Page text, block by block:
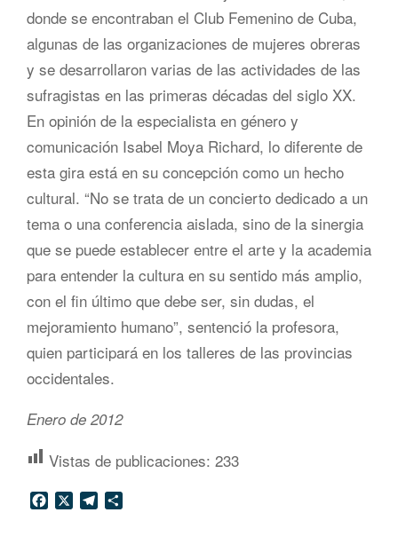
donde se encontraban el Club Femenino de Cuba,
algunas de las organizaciones de mujeres obreras
y se desarrollaron varias de las actividades de las
sufragistas en las primeras décadas del siglo XX.
En opinión de la especialista en género y
comunicación Isabel Moya Richard, lo diferente de
esta gira está en su concepción como un hecho
cultural. “No se trata de un concierto dedicado a un
tema o una conferencia aislada, sino de la sinergia
que se puede establecer entre el arte y la academia
para entender la cultura en su sentido más amplio,
con el fin último que debe ser, sin dudas, el
mejoramiento humano”, sentenció la profesora,
quien participará en los talleres de las provincias
occidentales.
Enero de 2012
Vistas de publicaciones: 233
Facebook
X Telegram